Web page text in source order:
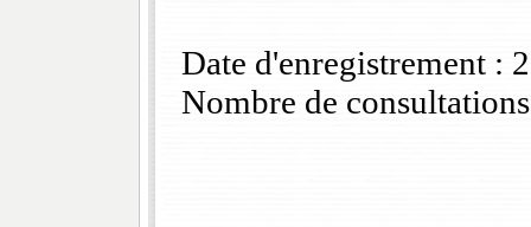
Date d'enregistrement :
Nombre de